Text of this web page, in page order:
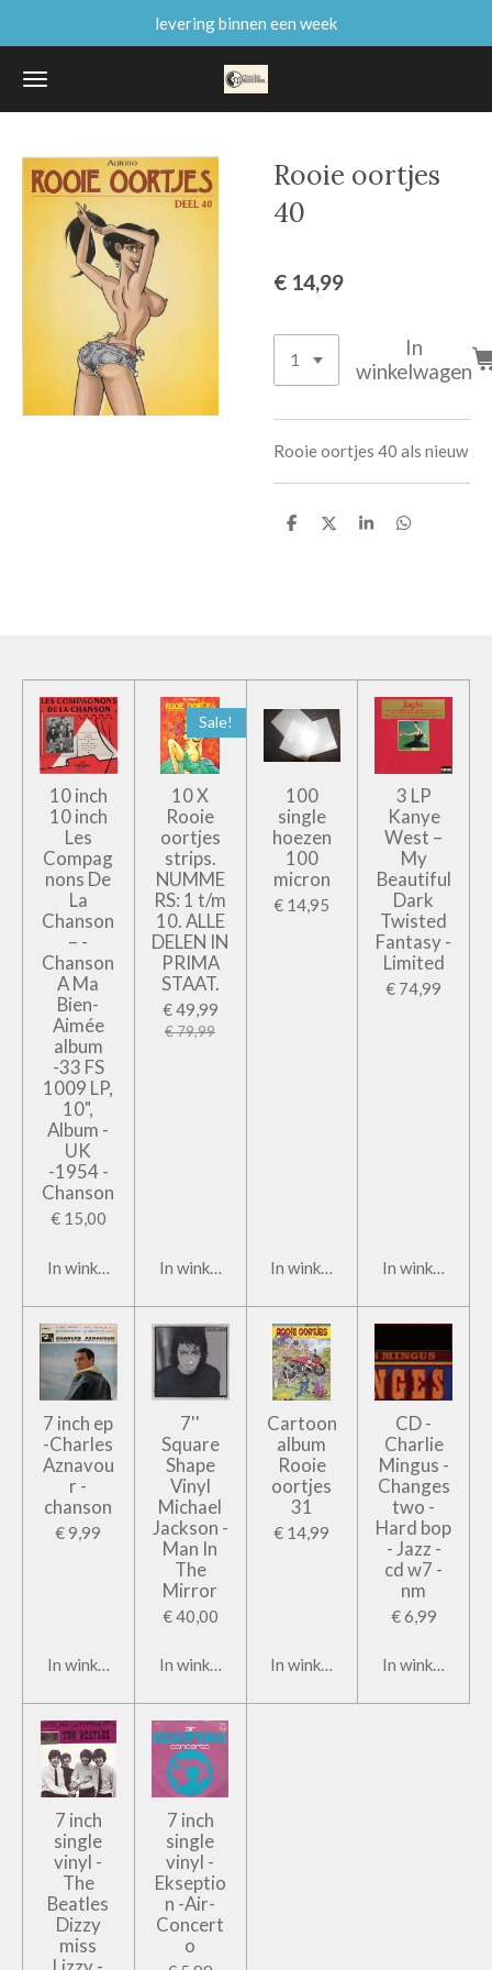
naar
de
levering binnen een week
Rooie oortjes
40
€ 14,99
In
winkelwagen
Rooie oortjes 40 als nieuw
D
D
S
D
10 inch
10 inch
Les
Compag
nons De
La
Chanson
– -
Chanson
A Ma
Bien-
Aimée
album
-33 FS
1009 LP,
10",
Album -
UK
-1954 -
Chanson
€ 15,00
In winkelwagen
Sale!
10 X
Rooie
oortjes
strips.
NUMME
RS: 1 t/m
10. ALLE
DELEN IN
PRIMA
STAAT.
€ 49,99
€ 79,99
In winkelwagen
100
single
hoezen
100
micron
€ 14,95
In winkelwagen
3 LP
Kanye
West –
My
Beautiful
Dark
Twisted
Fantasy -
Limited
€ 74,99
In
7 inch ep
-Charles
Aznavou
r -
chanson
€ 9,99
In winkelwagen
7''
Square
Shape
Vinyl
Michael
Jackson -
Man In
The
Mirror
€ 40,00
In winkelwagen
Cartoon
album
Rooie
oortjes
31
€ 14,99
In winkelwagen
CD -
Charlie
Mingus -
Changes
two -
Hard bop
- Jazz -
cd w7 -
nm
€ 6,99
In
7 inch
single
vinyl -
The
Beatles
Dizzy
miss
7 inch
single
vinyl -
Ekseptio
n -Air-
Concert
o